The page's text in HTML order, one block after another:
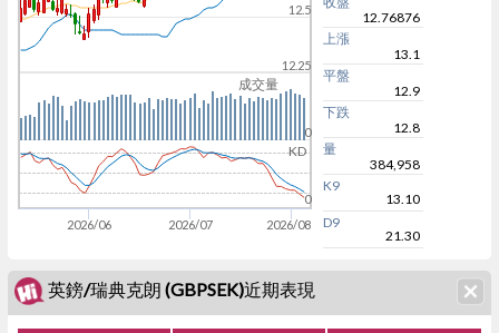
成交量
KD
2026/06 2026/07 2026/08
12.25
12.5
0
0
12.76876
上漲
13.1
平盤
12.9
下跌
12.8
量
384,958
K9
13.10
D9
21.30
英鎊/瑞典克朗 (GBPSEK)近期表現